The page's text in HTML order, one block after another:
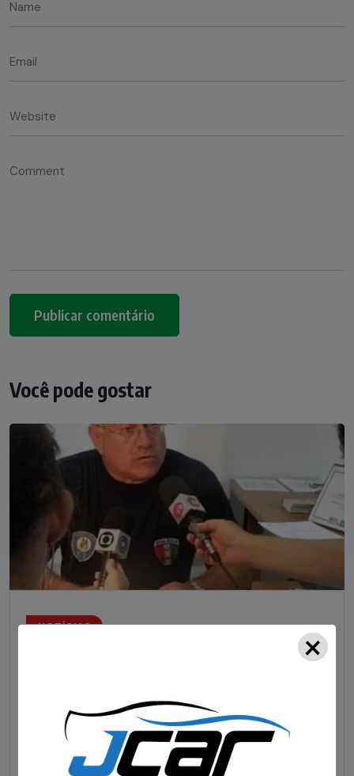
Você pode gostar
NOTÍCIAS
Foragido pela morte de delegado aposentado
STAFF - OBV 29/01/2023
Um dos dois foragidos investigados pelo latrocínio de
×